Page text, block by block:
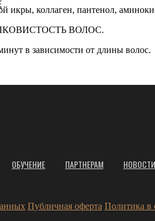
икры, коллаген, пантенол,
ВОЛОС.
в зависимости от длины волос.
ОБУЧЕНИЕ ПАРТНЕРАМ НОВОСТИ
Публичная оферта Политика в